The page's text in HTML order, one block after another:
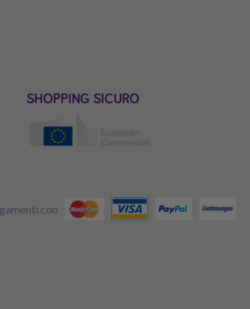
SHOPPING SICURO
con